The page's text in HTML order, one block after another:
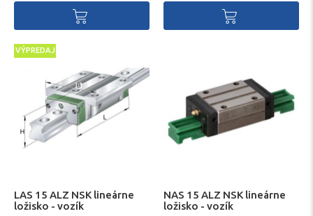
VÝPREDAJ
LAS 15 ALZ NSK lineárne
ložisko - vozík
NAS 15 ALZ NSK lineárne
ložisko - vozík